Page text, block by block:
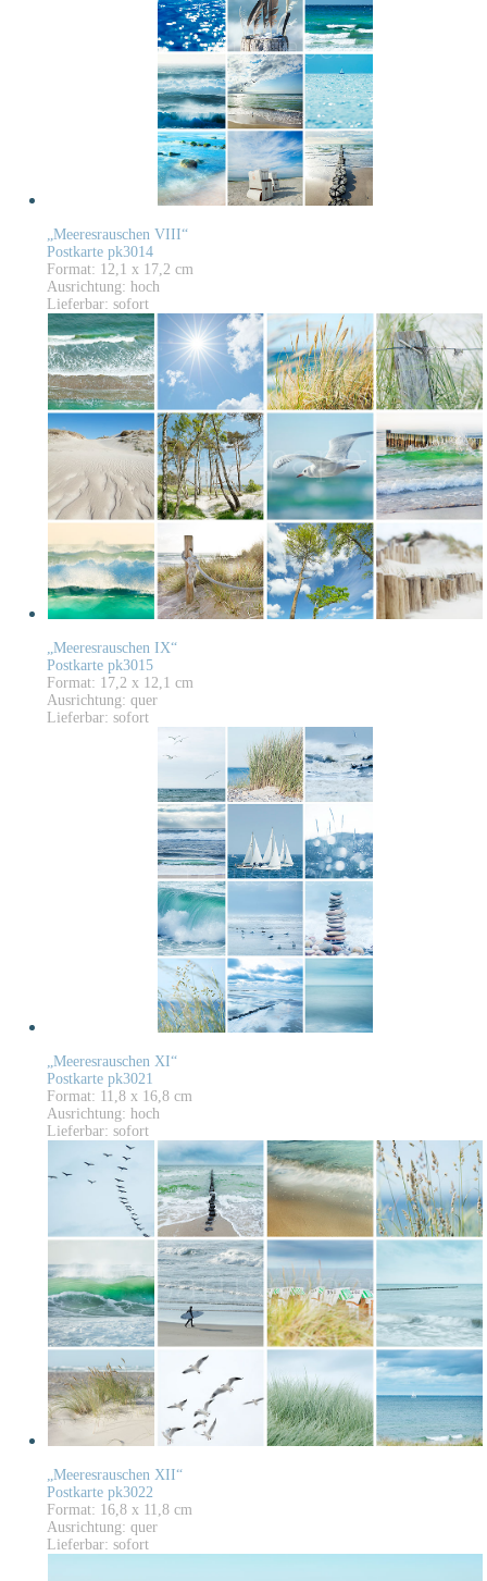
„Meeresrauschen VIII“
Postkarte pk3014
Format: 12,1 x 17,2 cm
Ausrichtung: hoch
Lieferbar: sofort
„Meeresrauschen IX“
Postkarte pk3015
Format: 17,2 x 12,1 cm
Ausrichtung: quer
Lieferbar: sofort
„Meeresrauschen XI“
Postkarte pk3021
Format: 11,8 x 16,8 cm
Ausrichtung: hoch
Lieferbar: sofort
„Meeresrauschen XII“
Postkarte pk3022
Format: 16,8 x 11,8 cm
Ausrichtung: quer
Lieferbar: sofort